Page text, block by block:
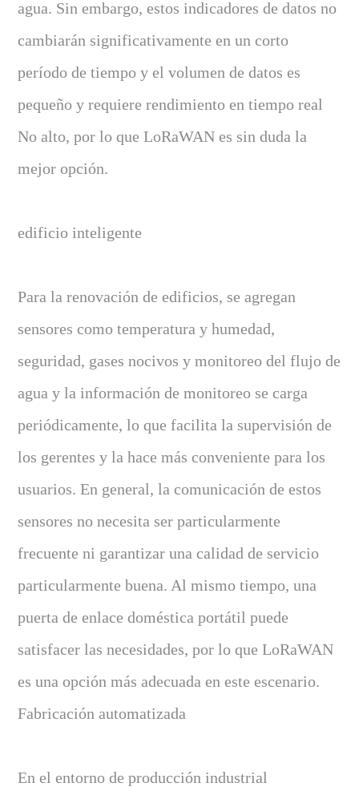
agua. Sin embargo, estos indicadores de datos no
cambiarán significativamente en un corto
período de tiempo y el volumen de datos es
pequeño y requiere rendimiento en tiempo real
No alto, por lo que LoRaWAN es sin duda la
mejor opción.
edificio inteligente
Para la renovación de edificios, se agregan
sensores como temperatura y humedad,
seguridad, gases nocivos y monitoreo del flujo de
agua y la información de monitoreo se carga
periódicamente, lo que facilita la supervisión de
los gerentes y la hace más conveniente para los
usuarios. En general, la comunicación de estos
sensores no necesita ser particularmente
frecuente ni garantizar una calidad de servicio
particularmente buena. Al mismo tiempo, una
puerta de enlace doméstica portátil puede
satisfacer las necesidades, por lo que LoRaWAN
es una opción más adecuada en este escenario.
Fabricación automatizada
En el entorno de producción industrial